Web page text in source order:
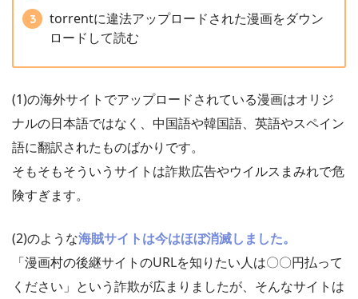
torrentに違法アップロードされた漫画をダウン
ロードして読む
(1)の海外サイトでアップロードされている漫画はオリジ
ナルの日本語ではなく、中国語や韓国語、英語やスペイン
語に翻訳されたものばかりです。
そもそもそういうサイトは詐欺広告やウイルスまみれで危
険すぎます。
(2)のような海賊サイトは今はほぼ消滅しました。
「漫画村の後継サイトのURLを知りたい人は〇〇円払って
ください」という詐欺が広まりましたが、そんなサイトは